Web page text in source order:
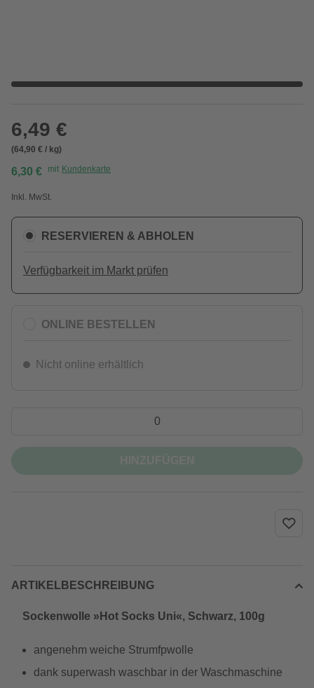
6,49 €
(64,90 € / kg)
6,30 € mit Kundenkarte
Inkl. MwSt.
RESERVIEREN & ABHOLEN
Verfügbarkeit im Markt prüfen
ONLINE BESTELLEN
Nicht online erhältlich
ARTIKELBESCHREIBUNG
Sockenwolle »Hot Socks Uni«, Schwarz, 100g
angenehm weiche Strumfpwolle
dank superwash waschbar in der Waschmaschine